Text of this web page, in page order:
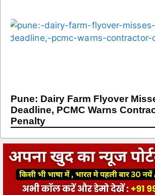
Pune: Dairy Farm Flyover
Deadline, PCMC Warns
Penalty